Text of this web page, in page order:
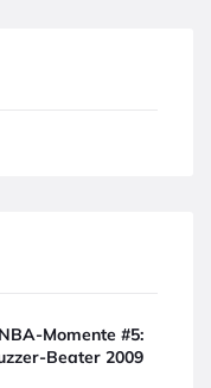
Momente #5:
Beater 2009